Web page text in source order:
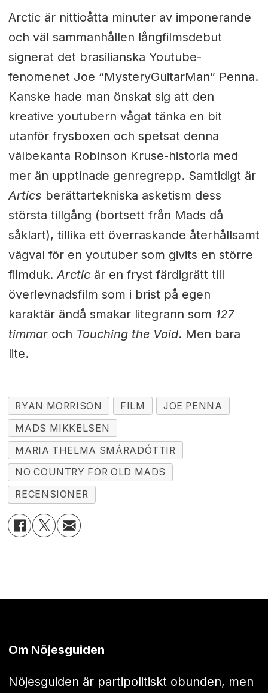
Arctic är nittioåtta minuter av imponerande
och väl sammanhållen långfilmsdebut
signerat det brasilianska Youtube-
fenomenet Joe “MysteryGuitarMan” Penna.
Kanske hade man önskat sig att den
kreative youtubern vågat tänka en bit
utanför frysboxen och spetsat denna
välbekanta Robinson Kruse-historia med
mer än upptinade genregrepp. Samtidigt är
Artics berättartekniska asketism dess
största tillgång (bortsett från Mads då
såklart), tillika ett överraskande återhållsamt
vägval för en youtuber som givits en större
filmduk.Arcticär en fryst färdigrätt till
överlevnadsfilm som i brist på egen
karaktär ändå smakar litegrann som 127
timmaroch Touching the Void. Men bara
lite.
RYAN MORRISON FILM
JOE PENNA
MADS MIKKELSEN
MARIA THELMA SMÁRADÓTTIR
NO COUNTRY FOR OLD MADS
RECENSIONER
Om Nöjesguiden
Nöjesguiden är partipolitiskt obunden, men